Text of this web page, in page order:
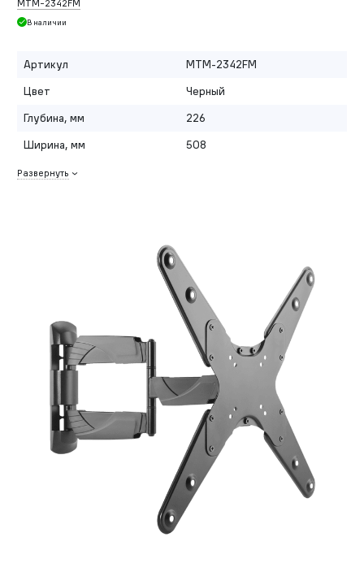
MTM-2342FM
В наличии
Артикул
MTM-2342FM
Цвет
Черный
Глубина, мм
226
Ширина, мм
508
Развернуть